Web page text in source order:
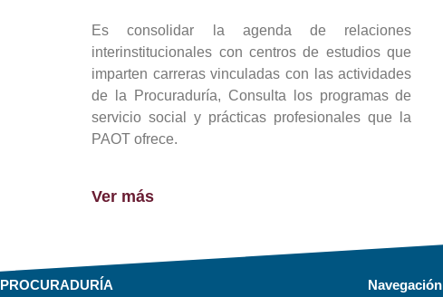
Es consolidar la agenda de relaciones
interinstitucionales con centros de estudios que
imparten carreras vinculadas con las actividades
de la Procuraduría, Consulta los programas de
servicio social y prácticas profesionales que la
PAOT ofrece.
Ver más
PROCURADURÍA Navegación